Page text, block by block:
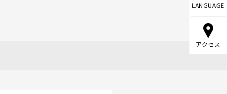
LANGUAGE
アクセス